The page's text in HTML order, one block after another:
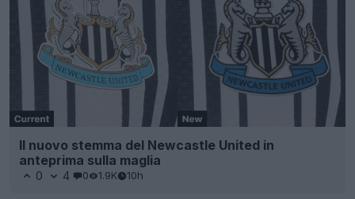
Il nuovo stemma del Newcastle United in
anteprima sulla maglia
0 4 0 1.9K 10h